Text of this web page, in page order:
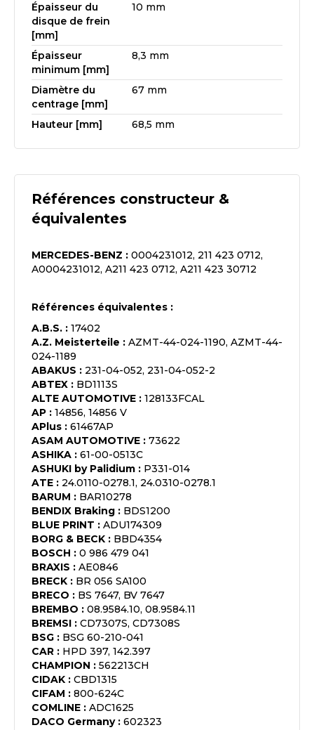
Épaisseur du
disque de frein
[mm]
10 mm
Épaisseur
minimum [mm]
8,3 mm
Diamètre du
centrage [mm]
67 mm
Hauteur [mm] 68,5 mm
Références constructeur &
équivalentes
MERCEDES-BENZ : 0004231012, 211 423 0712,
A0004231012, A211 423 0712, A211 423 30712
Références équivalentes :
A.B.S. : 17402
A.Z. Meisterteile : AZMT-44-024-1190, AZMT-44-
024-1189
ABAKUS : 231-04-052, 231-04-052-2
ABTEX : BD1113S
ALTE AUTOMOTIVE : 128133FCAL
AP : 14856, 14856 V
APlus : 61467AP
ASAM AUTOMOTIVE : 73622
ASHIKA : 61-00-0513C
ASHUKI by Palidium : P331-014
ATE : 24.0110-0278.1, 24.0310-0278.1
BARUM : BAR10278
BENDIX Braking : BDS1200
BLUE PRINT : ADU174309
BORG & BECK : BBD4354
BOSCH : 0 986 479 041
BRAXIS : AE0846
BRECK : BR 056 SA100
BRECO : BS 7647, BV 7647
BREMBO : 08.9584.10, 08.9584.11
BREMSI : CD7307S, CD7308S
BSG : BSG 60-210-041
CAR : HPD 397, 142.397
CHAMPION : 562213CH
CIDAK : CBD1315
CIFAM : 800-624C
COMLINE : ADC1625
DACO Germany: 602323